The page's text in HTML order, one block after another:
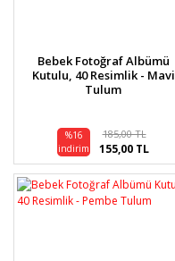
Bebek Fotoğraf Albümü
Kutulu, 40 Resimlik - Mavi
Tulum
%16
indirim
185,00 TL
155,00 TL